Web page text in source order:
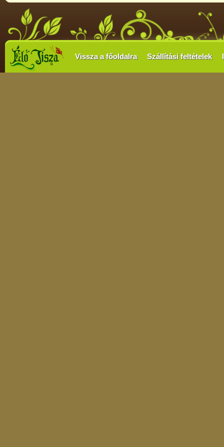
Vissza a főoldalra Szállítási feltételek